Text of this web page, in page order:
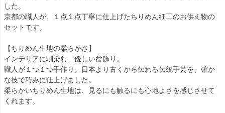
した。
京都の職人が、１点１点丁寧に仕上げたちりめん細工のお供え物の
セットです。
【ちりめん生地の柔らかさ】
インテリアに馴染む、優しい盆飾り。
職人が１つ１つ手作り。日本より古くから伝わる伝統手芸を、確か
な技で巧みに仕上げました。
柔らかいちりめん生地は、見るにも触るにも心地よさを感じさせて
くれます。